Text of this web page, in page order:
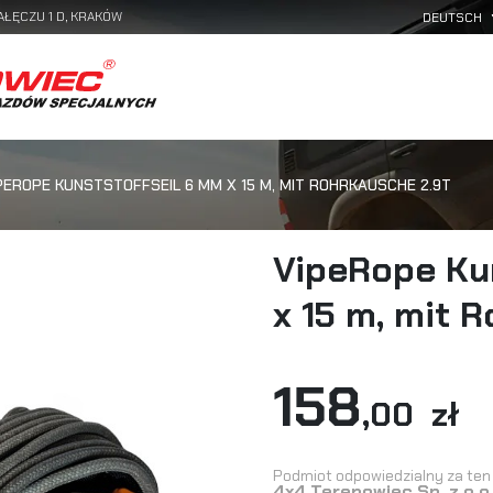
1 D, KRAKÓW
KUNSTSTOFFSEIL 6 MM X 15 M, MIT ROHRKAUSCHE 2.9T
VipeRope
x 15 m, mit
158,00 zł
Podmiot odpowiedzialny za